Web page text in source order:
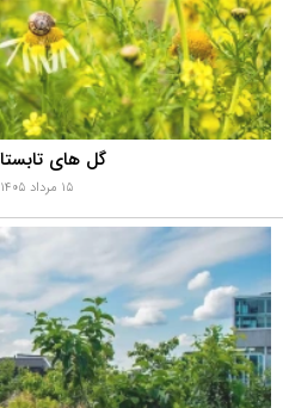
گل های
۱۵ مرداد ۱۴۰۵ - ۰۵:۲۳